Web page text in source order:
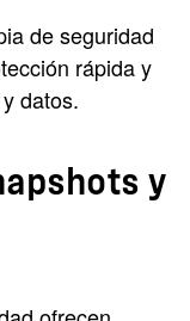
de seguridad
rápida y
datos.
y